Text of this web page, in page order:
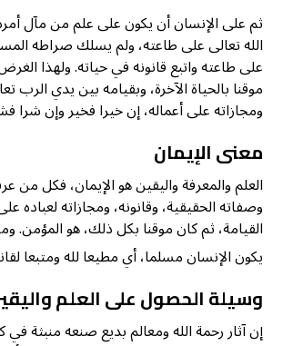
ثم على الإنسان أن يكون على علم من مآل
الله تعالى على طاعته، ولم يسلك صراطه
على طاعته واتبع قانونه في حياته. ولهذا
موقنا بالحياة الآخرة، وبقيامه بين يدي الرب
ومجازاته على أعماله، إن خيرا فخير وإن شرا
معنى الإيمان
العلم والمعرفة واليقين هو الإيمان، فكل من
وصفاته الحقيقية، وقانونه، ومجازاته لعباده
القيامة، ثم كان موقنا بكل ذلك، هو المؤمن.
يكون الإنسان مسلما، أي مطيعا لله ومتبعا
وسيلة الحصول على العلم
إن آثار رحمة الله ومعالم بديع صنعه منبثة